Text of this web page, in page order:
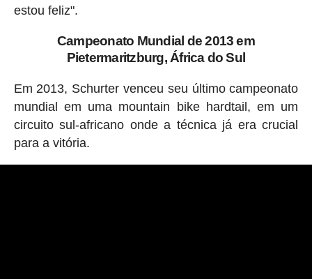
estou feliz".
Campeonato Mundial de 2013 em
Pietermaritzburg, África do Sul
Em 2013, Schurter venceu seu último campeonato
mundial em uma mountain bike hardtail, em um
circuito sul-africano onde a técnica já era crucial
para a vitória.